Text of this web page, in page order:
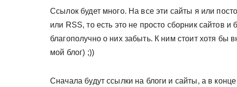
Ссылок будет много. На все эти сайты я или
или RSS, то есть это не просто сборник сайтов
благополучно о них забыть. К ним стоит хотя бы
мой блог) ;))
Сначала будут ссылки на блоги и сайты, а в